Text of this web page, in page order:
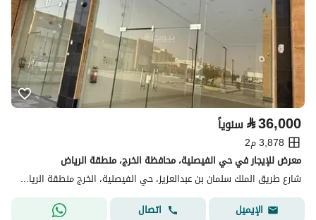
⃁36,000 سنوياً
3,878 م2
معرض للإيجار في حي الفيصلية، محافظة الخرج، منطقة الرياض
شارع طريق الملك سلمان بن عبدالعزيز، حي الفيصلية، الخرج منطقة الرياض
الإيميل
اتصال